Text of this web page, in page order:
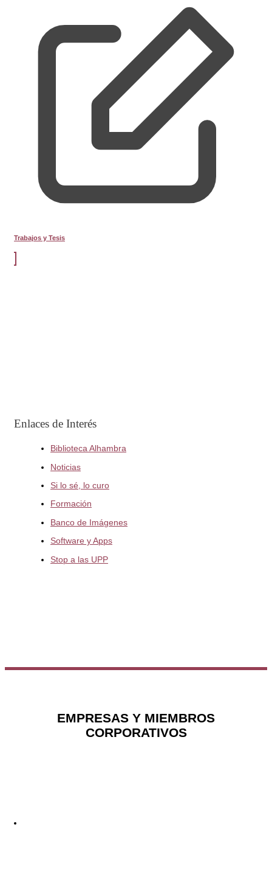
Trabajos y Tesis
Enlaces de Interés
Biblioteca Alhambra
Noticias
Si lo sé, lo curo
Formación
Banco de Imágenes
Software y Apps
Stop a las UPP
EMPRESAS Y MIEMBROS
CORPORATIVOS